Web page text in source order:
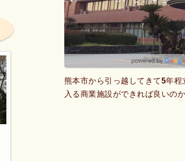
熊本市から引っ越してきて5年
入る商業施設ができれば良いの